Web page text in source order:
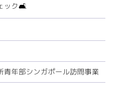
ック🛋️
青年部シンガポール訪問事業